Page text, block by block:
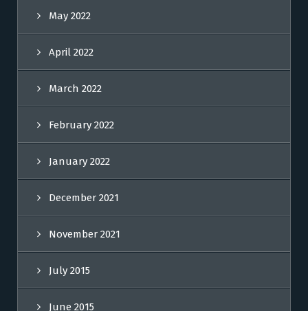
May 2022
April 2022
March 2022
February 2022
January 2022
December 2021
November 2021
July 2015
June 2015